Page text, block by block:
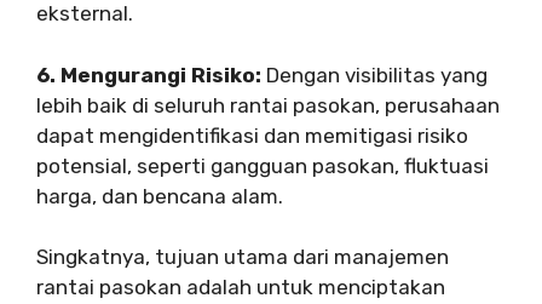
eksternal.
6. Mengurangi Risiko: Dengan visibilitas yang
lebih baik di seluruh rantai pasokan, perusahaan
dapat mengidentifikasi dan memitigasi risiko
potensial, seperti gangguan pasokan, fluktuasi
harga, dan bencana alam.
Singkatnya, tujuan utama dari manajemen
rantai pasokan adalah untuk menciptakan